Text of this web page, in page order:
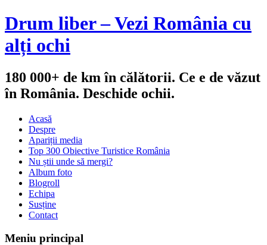
Drum liber – Vezi România cu
alți ochi
180 000+ de km în călătorii. Ce e de văzut
în România. Deschide ochii.
Acasă
Despre
Apariții media
Top 300 Obiective Turistice România
Nu știi unde să mergi?
Album foto
Blogroll
Echipa
Susține
Contact
Meniu principal